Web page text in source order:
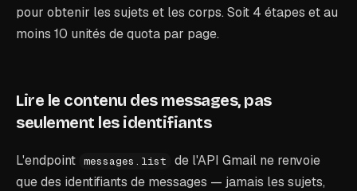
pour obtenir les sujets et les corps. Soit 4 étapes et au
moins 10 unités de quota par page.
Lire le contenu des messages, pas
seulement les identifiants
L'endpoint messages.list
de l'API Gmail ne renvoie
que des identifiants de messages — jamais les sujets,